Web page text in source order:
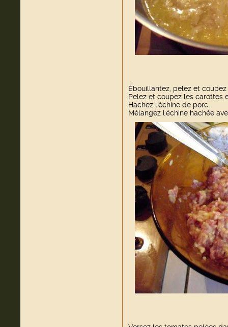
Ébouillantez, pelez et
Pelez et coupez les carottes
Hachez l'échine de porc.
Mélangez l'échine hachée